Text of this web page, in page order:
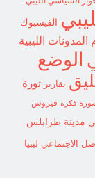
الفيسبوك
المدونات الليبية
الوضع
تقارير
ثورة
فكرة فيروس
مدينة طرابلس
الاجتماعي ليبيا